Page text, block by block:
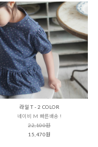
라일 T - 2 COLOR
네이비 M 빠른배송 !
22,100원
15,470원